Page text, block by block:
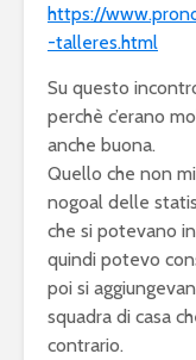
https://
-talleres.html
Su questo
perchè c’erano
anche buona.
Quello che non
nogoal delle
che si potevano
quindi potevo
poi si
squadra di casa
contrario.